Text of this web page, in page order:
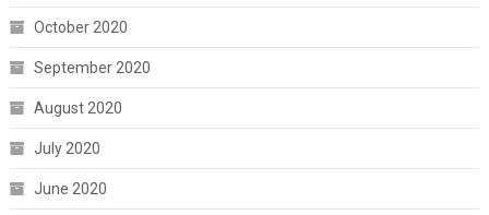
October 2020
September 2020
August 2020
July 2020
June 2020